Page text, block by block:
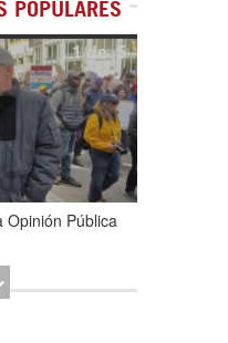
POPULARES
1de5
Opinión Pública